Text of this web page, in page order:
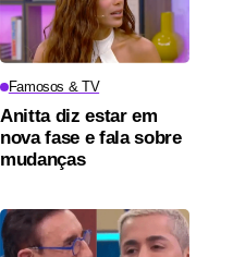
Famosos & TV
Anitta diz estar em
nova fase e fala sobre
mudanças